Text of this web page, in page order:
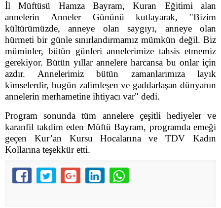
İl Müftüsü Hamza Bayram, Kuran Eğitimi alan
annelerin Anneler Gününü kutlayarak, "Bizim
kültürümüzde, anneye olan saygıyı, anneye olan
hürmeti bir günle sınırlandırmamız mümkün değil. Biz
müminler, bütün günleri annelerimize tahsis etmemiz
gerekiyor. Bütün yıllar annelere harcansa bu onlar için
azdır. Annelerimiz bütün zamanlarımıza layık
kimselerdir, bugün zalimleşen ve gaddarlaşan dünyanın
annelerin merhametine ihtiyacı var" dedi.
Program sonunda tüm annelere çeşitli hediyeler ve
karanfil takdim eden Müftü Bayram, programda emeği
geçen Kur’an Kursu Hocalarına ve TDV Kadın
Kollarına teşekkür etti.